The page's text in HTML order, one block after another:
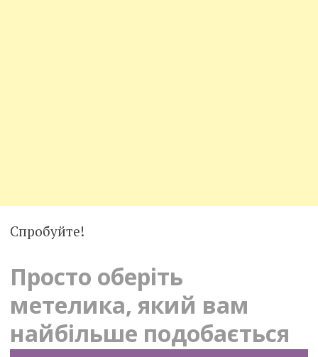
Спробуйте!
Просто оберіть
метелика, який вам
найбільше подобається